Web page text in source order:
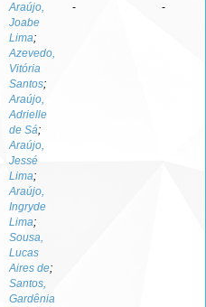
Araújo,
Joabe
Lima;
Azevedo,
Vitória
Santos;
Araújo,
Adrielle
de Sá;
Araújo,
Jessé
Lima;
Araújo,
Ingryde
Lima;
Sousa,
Lucas
Aires de;
Santos,
Gardênia
- -